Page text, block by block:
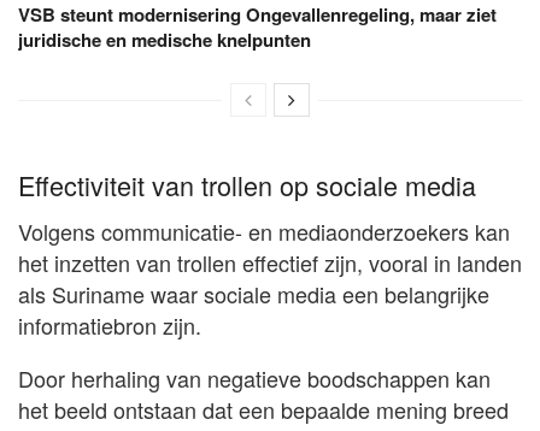
VSB steunt modernisering Ongevallenregeling, maar ziet
juridische en medische knelpunten
Effectiviteit van trollen op sociale media
Volgens communicatie- en mediaonderzoekers kan
het inzetten van trollen effectief zijn, vooral in landen
als Suriname waar sociale media een belangrijke
informatiebron zijn.
Door herhaling van negatieve boodschappen kan
het beeld ontstaan dat een bepaalde mening breed